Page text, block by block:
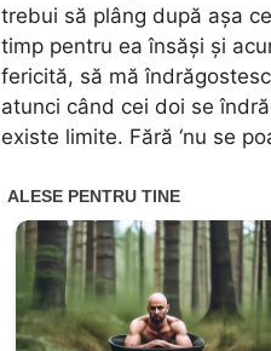
trebui să plâng după așa
timp pentru ea însăși și
fericită, să mă
atunci când cei doi se
existe limite. Fără ‘nu se